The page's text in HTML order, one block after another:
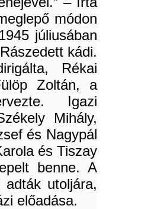
módon
júliusában
kádi.
Rékai
Zoltán, a
Igazi
Mihály,
és Nagypál
és Tiszay
benne. A
utoljára,
előadása.